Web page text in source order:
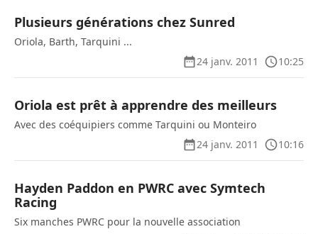
Plusieurs générations chez Sunred
Oriola, Barth, Tarquini ...
24 janv. 2011
10:25
Oriola est prêt à apprendre des meilleurs
Avec des coéquipiers comme Tarquini ou Monteiro
24 janv. 2011
10:16
Hayden Paddon en PWRC avec Symtech
Racing
Six manches PWRC pour la nouvelle association